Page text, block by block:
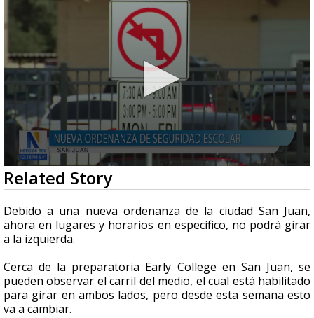
0
seconds
of
2
minutes,
13
seconds
Related Story
Debido a una nueva ordenanza de la ciudad San Juan,
ahora en lugares y horarios en específico, no podrá girar
a la izquierda.
Cerca de la preparatoria Early College en San Juan, se
pueden observar el carril del medio, el cual está habilitado
para girar en ambos lados, pero desde esta semana esto
va a cambiar.